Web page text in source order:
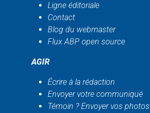
Ligne éditoriale
Contact
Blog du webmaster
Flux ABP open source
AGIR
Écrire à la rédaction
Envoyer votre communiqué
Témoin ? Envoyer vos photos